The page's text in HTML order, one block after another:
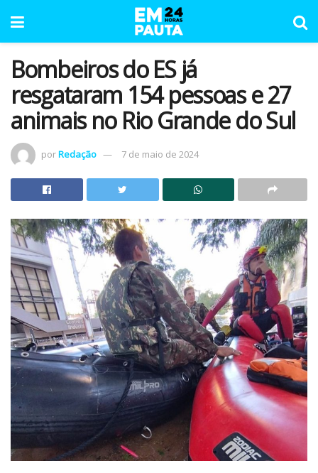
Bombeiros do ES já
resgataram 154 pessoas e 27
animais no Rio Grande do Sul
porRedação 7 de maio de 2024